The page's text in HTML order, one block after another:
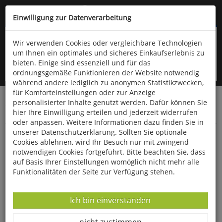
Kompletten Head der Seite überspringen
oder (06766) 9323-960
Startseite Bücher
Limpert Verlag
Fitness- und Gesundheitssport
Funktionelle Gymnastik
Einwilligung zur Datenverarbeitung
Wir verwenden Cookies oder vergleichbare Technologien
um Ihnen ein optimales und sicheres Einkaufserlebnis zu
bieten. Einige sind essenziell und für das
ordnungsgemäße Funktionieren der Website notwendig
während andere lediglich zu anonymen Statistikzwecken,
für Komforteinstellungen oder zur Anzeige
personalisierter Inhalte genutzt werden. Dafür können Sie
hier Ihre Einwilligung erteilen und jederzeit widerrufen
oder anpassen. Weitere Informationen dazu finden Sie in
unserer Datenschutzerklärung. Sollten Sie optionale
Cookies ablehnen, wird Ihr Besuch nur mit zwingend
notwendigen Cookies fortgeführt. Bitte beachten Sie, dass
auf Basis Ihrer Einstellungen womöglich nicht mehr alle
Funktionalitäten der Seite zur Verfügung stehen.
Datenverarbeitung -
Ich bin einverstanden